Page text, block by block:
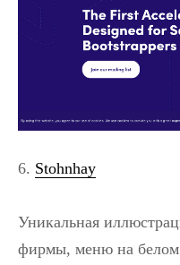
6. Stohnhay
Уникальная
фирмы, меню на белом